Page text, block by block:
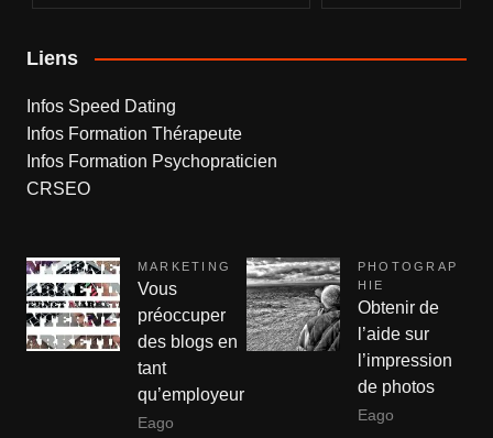
Liens
Infos Speed Dating
Infos Formation Thérapeute
Infos Formation Psychopraticien
CRSEO
MARKETING
Vous
préoccuper
des blogs en
tant
qu’employeur
Eago
PHOTOGRAP
HIE
Obtenir de
l’aide sur
l’impression
de photos
Eago